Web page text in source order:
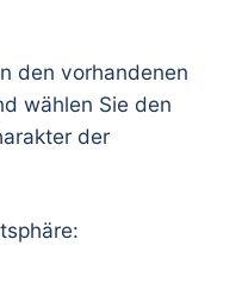
den vorhandenen
wählen Sie den
der